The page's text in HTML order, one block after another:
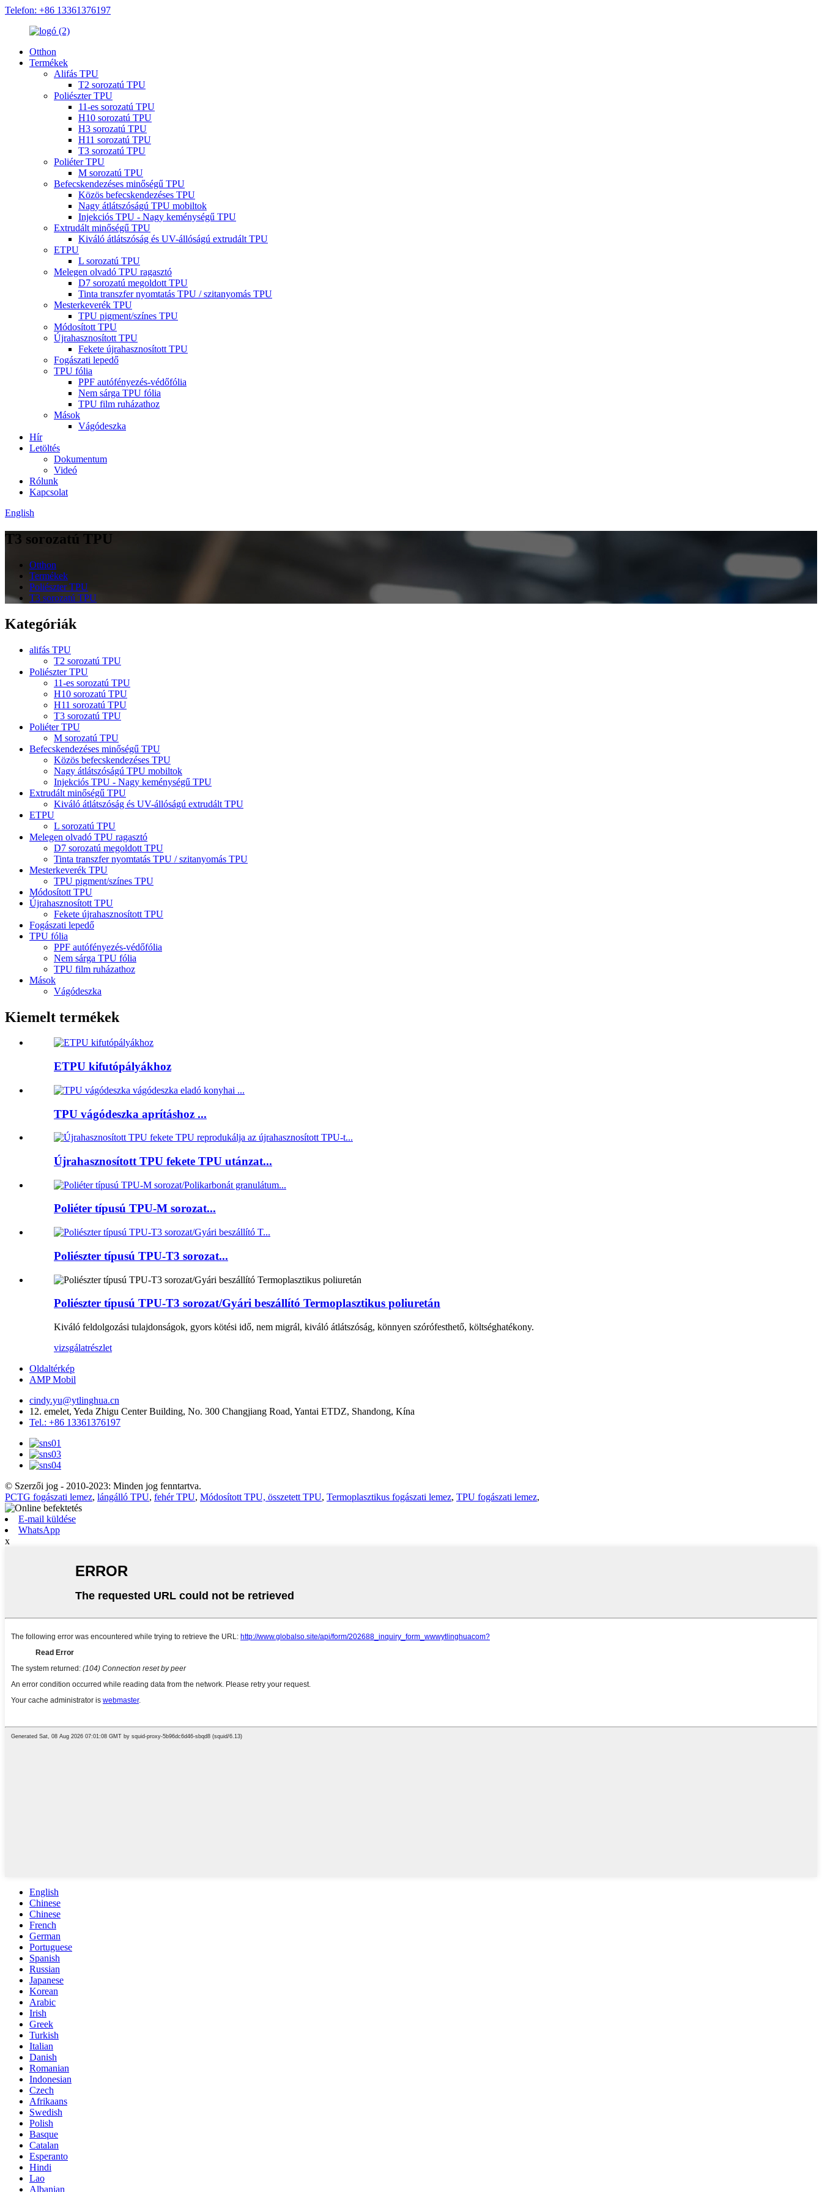
Telefon: +86 13361376197
Otthon
Termékek
Alifás TPU
T2 sorozatú TPU
Poliészter TPU
11-es sorozatú TPU
H10 sorozatú TPU
H3 sorozatú TPU
H11 sorozatú TPU
T3 sorozatú TPU
Poliéter TPU
M sorozatú TPU
Befecskendezéses minőségű TPU
Közös befecskendezéses TPU
Nagy átlátszóságú TPU mobiltok
Injekciós TPU - Nagy keménységű TPU
Extrudált minőségű TPU
Kiváló átlátszóság és UV-állóságú extrudált TPU
ETPU
L sorozatú TPU
Melegen olvadó TPU ragasztó
D7 sorozatú megoldott TPU
Tinta transzfer nyomtatás TPU / szitanyomás TPU
Mesterkeverék TPU
TPU pigment/színes TPU
Módosított TPU
Újrahasznosított TPU
Fekete újrahasznosított TPU
Fogászati ​​lepedő
TPU fólia
PPF autófényezés-védőfólia
Nem sárga TPU fólia
TPU film ruházathoz
Mások
Vágódeszka
Hír
Letöltés
Dokumentum
Videó
Rólunk
Kapcsolat
English
T3 sorozatú TPU
Otthon
Termékek
Poliészter TPU
T3 sorozatú TPU
Kategóriák
alifás TPU
T2 sorozatú TPU
Poliészter TPU
11-es sorozatú TPU
H10 sorozatú TPU
H11 sorozatú TPU
T3 sorozatú TPU
Poliéter TPU
M sorozatú TPU
Befecskendezéses minőségű TPU
Közös befecskendezéses TPU
Nagy átlátszóságú TPU mobiltok
Injekciós TPU - Nagy keménységű TPU
Extrudált minőségű TPU
Kiváló átlátszóság és UV-állóságú extrudált TPU
ETPU
L sorozatú TPU
Melegen olvadó TPU ragasztó
D7 sorozatú megoldott TPU
Tinta transzfer nyomtatás TPU / szitanyomás TPU
Mesterkeverék TPU
TPU pigment/színes TPU
Módosított TPU
Újrahasznosított TPU
Fekete újrahasznosított TPU
Fogászati ​​lepedő
TPU fólia
PPF autófényezés-védőfólia
Nem sárga TPU fólia
TPU film ruházathoz
Mások
Vágódeszka
Kiemelt termékek
ETPU kifutópályákhoz
TPU vágódeszka aprításhoz ...
Újrahasznosított TPU fekete TPU utánzat...
Poliéter típusú TPU-M sorozat...
Poliészter típusú TPU-T3 sorozat...
Poliészter típusú TPU-T3 sorozat/Gyári beszállító Termoplasztikus poliuretán
Kiváló feldolgozási tulajdonságok, gyors kötési idő, nem migrál, kiváló átlátszóság, könnyen szórófesthető, költséghatékony.
vizsgálatrészlet
Oldaltérkép
AMP Mobil
cindy.yu@ytlinghua.cn
12. emelet, Yeda Zhigu Center Building, No. 300 Changjiang Road, Yantai ETDZ, Shandong, Kína
Tel.: +86 13361376197
© Szerzői jog - 2010-2023: Minden jog fenntartva.
PCTG fogászati ​​lemez, lángálló TPU, fehér TPU, Módosított TPU, összetett TPU, Termoplasztikus fogászati ​​lemez, TPU fogászati ​​lemez,
E-mail küldése
WhatsApp
x
English
Chinese
Chinese
French
German
Portuguese
Spanish
Russian
Japanese
Korean
Arabic
Irish
Greek
Turkish
Italian
Danish
Romanian
Indonesian
Czech
Afrikaans
Swedish
Polish
Basque
Catalan
Esperanto
Hindi
Lao
Albanian